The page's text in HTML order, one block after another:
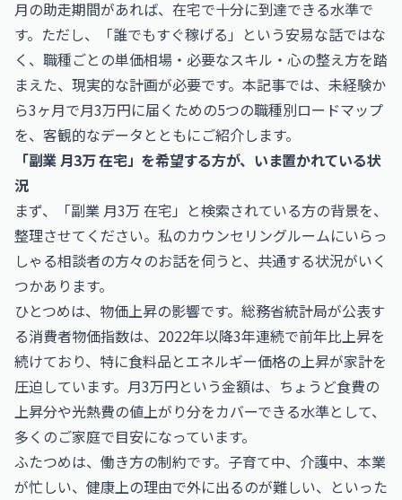
月の助走期間があれば、在宅で十分に到達できる水準で
す。ただし、「誰でもすぐ稼げる」という安易な話ではな
く、職種ごとの単価相場・必要なスキル・心の整え方を踏
まえた、現実的な計画が必要です。本記事では、未経験か
ら3ヶ月で月3万円に届くための5つの職種別ロードマップ
を、客観的なデータとともにご紹介します。
「副業 月3万 在宅」を希望する方が、いま置かれている状
況
まず、「副業 月3万 在宅」と検索されている方の背景を、
整理させてください。私のカウンセリングルームにいらっ
しゃる相談者の方々のお話を伺うと、共通する状況がいく
つかあります。
ひとつめは、物価上昇の影響です。総務省統計局が公表す
る消費者物価指数は、2022年以降3年連続で前年比上昇を
続けており、特に食料品とエネルギー価格の上昇が家計を
圧迫しています。月3万円という金額は、ちょうど食費の
上昇分や光熱費の値上がり分をカバーできる水準として、
多くのご家庭で目安になっています。
ふたつめは、働き方の制約です。子育て中、介護中、本業
が忙しい、健康上の理由で外に出るのが難しい、といった